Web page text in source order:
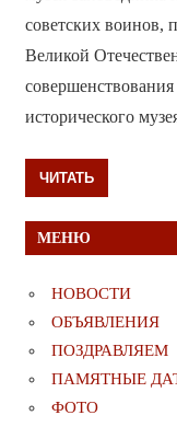
советских воинов,
Великой
исторического
ЧИТАТЬ
МЕНЮ
НОВОСТИ
ОБЪЯВЛЕНИЯ
ПОЗДРАВЛЯЕМ
ПАМЯТНЫЕ
ФОТО